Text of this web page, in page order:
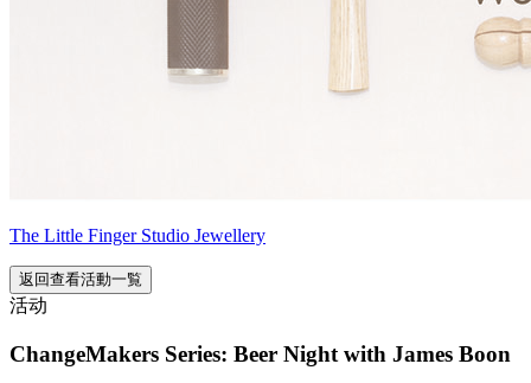
The Little Finger Studio Jewellery
返回查看活動一覧
活动
ChangeMakers Series: Beer Night with James Boon